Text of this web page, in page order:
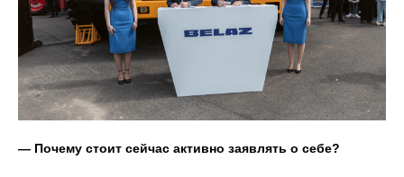
— Почему стоит сейчас активно заявлять о себе?